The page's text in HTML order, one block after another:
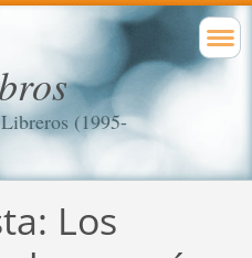
(1995-
Los